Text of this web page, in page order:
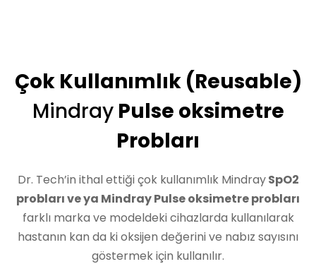
Çok Kullanımlık (Reusable)
MindrayPulse oksimetre
Probları
Dr. Tech’in ithal ettiği çok kullanımlık MindraySpO2
probları ve ya Mindray Pulse oksimetre probları
farklı marka ve modeldeki cihazlarda kullanılarak
hastanın kan da ki oksijen değerini ve nabız sayısını
göstermek için kullanılır.